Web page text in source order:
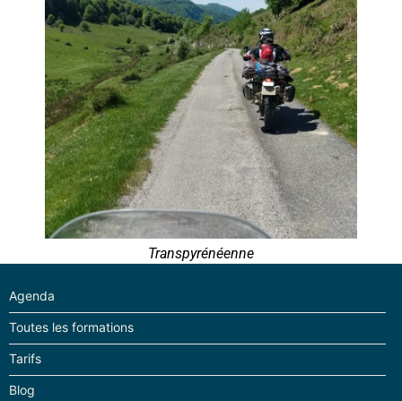
Transpyrénéenne
Agenda
Toutes les formations
Tarifs
Blog